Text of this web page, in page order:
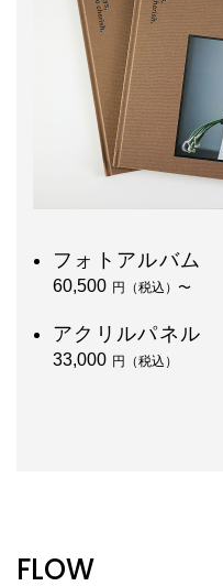
フォトアルバム
60,500 円（税込）〜
アクリルパネル
33,000 円（税込）
FLOW